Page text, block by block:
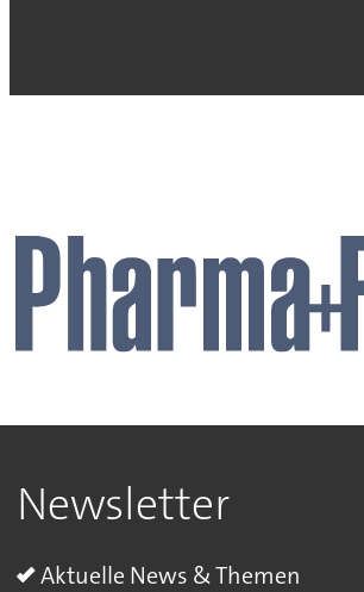
Newsletter
Aktuelle News & Themen